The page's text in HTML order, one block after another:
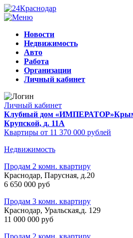
Новости
Недвижимость
Авто
Работа
Организации
Личный кабинет
Личный кабинет
Клубный дом «ИМПЕРАТОР»
Крупской, д. 11А
Квартиры от 11 370 000 рублей
Недвижимость
Продам 2 комн. квартиру
Краснодар, Парусная, д.20
6 650 000 руб
Продам 3 комн. квартиру
Краснодар, Уральская,д. 129
11 000 000 руб
Продам 2 комн. квартиру